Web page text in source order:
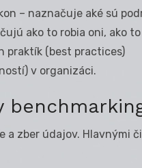
– naznačuje aké sú
ako to robia oni, ako
praktík (best practices)
v organizáci.
a zber údajov. Hlavnými